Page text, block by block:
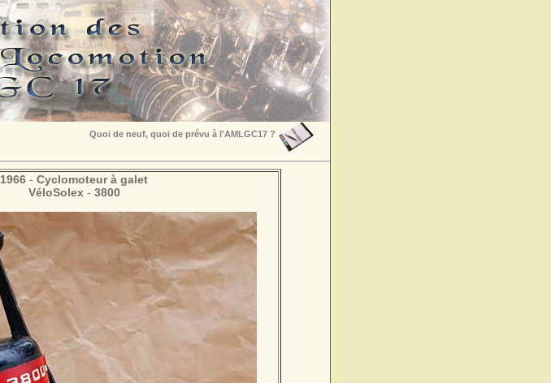
Quoi de neuf, quoi de prévu à l'AMLGC17 ?
1966 - Cyclomoteur à galet
VéloSolex- 3800